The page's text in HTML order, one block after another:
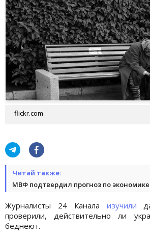
flickr.com
Читай также:
МВФ подтвердил прогноз по
Журналисты 24 Канала изучили
проверили, действительно ли
беднеют.